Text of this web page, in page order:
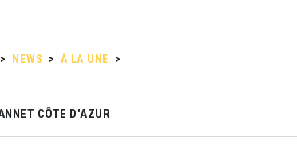
> NEWS > À LA UNE >
CÔTE D'AZUR